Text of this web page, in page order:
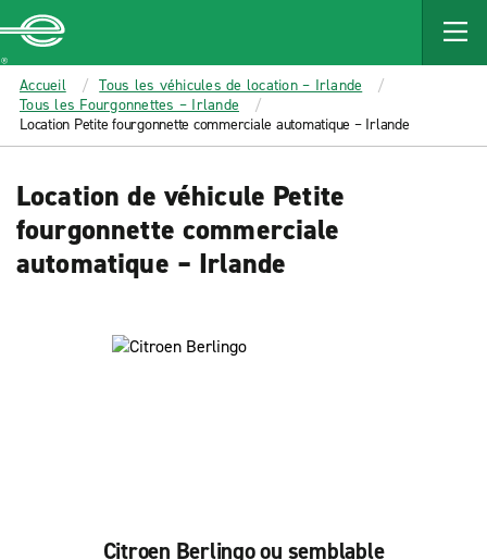
MAIN
CONTENT
Enterprise
Accueil
Tous les véhicules de location – Irlande
Tous les Fourgonnettes – Irlande
Location Petite fourgonnette commerciale automatique – Irlande
Location de véhicule Petite
fourgonnette commerciale
automatique – Irlande
Citroen Berlingo ou semblable